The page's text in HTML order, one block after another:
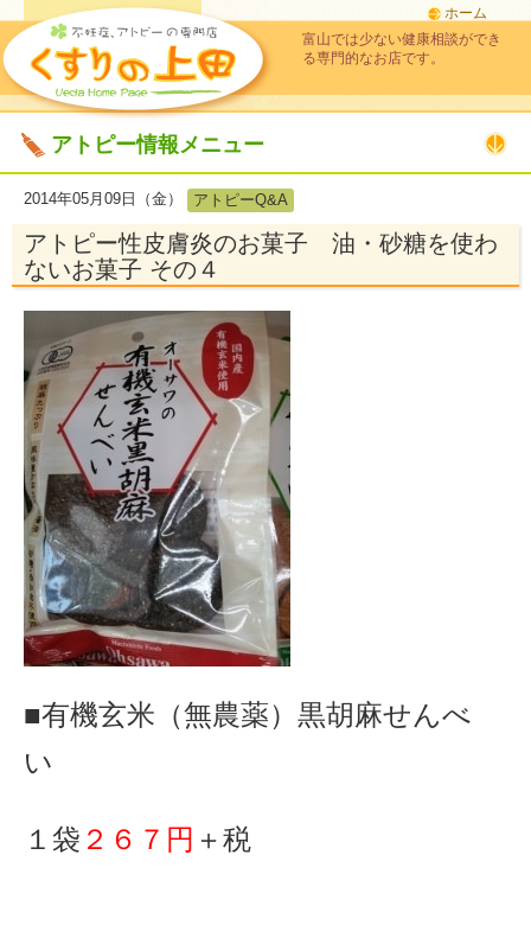
ホーム
富山では少ない健康相談ができ
る専門的なお店です。
アトピー情報メニュー
2014年05月09日（金） アトピーQ&A
アトピー性皮膚炎のお菓子 油・砂糖を使わ
ないお菓子 その４
■有機玄米（無農薬）黒胡麻せんべ
い
１袋 ２６７円 ＋税